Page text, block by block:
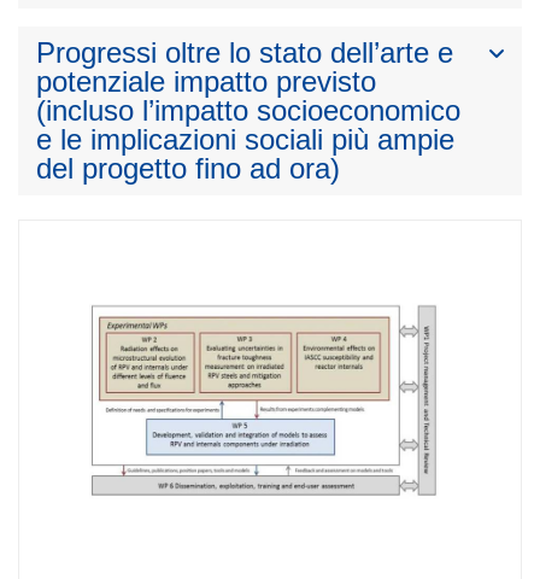
Progressi oltre lo stato dell’arte e
potenziale impatto previsto
(incluso l’impatto socioeconomico
e le implicazioni sociali più ampie
del progetto fino ad ora)